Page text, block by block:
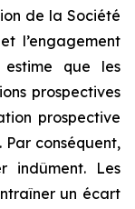
de la Société
l’engagement
que les
prospectives
prospective
conséquent,
indûment. Les
un écart